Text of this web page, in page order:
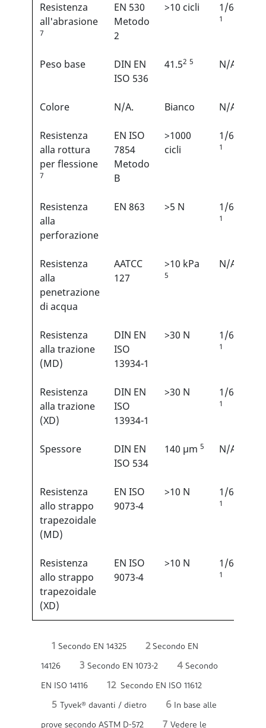
Resistenza
all'abrasione
7
EN 530
Metodo
2
>10 cicli 1/6
1
Peso base
DIN EN
ISO 536
41.52 5 N/A
Colore N/A. Bianco N/A
Resistenza
alla rottura
per flessione
7
EN ISO
7854
Metodo
B
>1000
cicli
1/6
1
Resistenza
alla
perforazione
EN 863 >5 N 1/6
1
Resistenza
alla
penetrazione
di acqua
AATCC
127
>10 kPa
5
N/A
Resistenza
alla trazione
(MD)
DIN EN
ISO
13934-1
>30 N 1/6
1
Resistenza
alla trazione
(XD)
DIN EN
ISO
13934-1
>30 N 1/6
1
Spessore
DIN EN
ISO 534
140 µm 5 N/A
Resistenza
allo strappo
trapezoidale
(MD)
EN ISO
9073-4
>10 N 1/6
1
Resistenza
allo strappo
trapezoidale
(XD)
EN ISO
9073-4
>10 N 1/6
1
1 Secondo EN 14325 2Secondo EN
14126 3 Secondo EN 1073-2 4 Secondo
EN ISO 14116 12Secondo EN ISO 11612
5 Tyvek® davanti / dietro 6 In base alle
prove secondo ASTM D-572 7 Vedere le